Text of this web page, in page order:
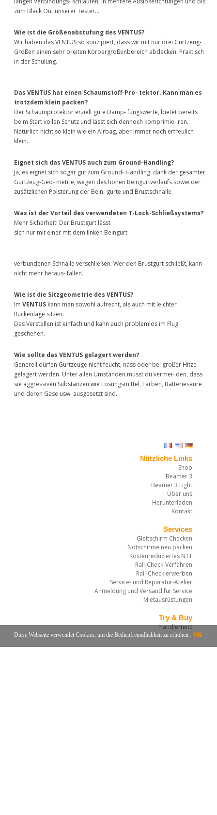
zum Black Out unserer Tester…
Wie ist die Größenabstufung des VENTUS?
Wir haben das VENTUS so konzipiert, dass wir mit nur drei Gurtzeug-
Größen einen sehr breiten Körpergrößenbereich abdecken. Praktisch
in der Schulung.
Das VENTUS hat einen Schaumstoff-Pro- tektor. Kann man es
trotzdem klein packen?
Der Schaumprotektor erzielt gute Dämp- fungswerte, bietet bereits
beim Start vollen Schutz und lässt sich dennoch komprimie- ren.
Natürlich nicht so klein wie ein Airbag, aber immer noch erfreulich
klein.
Eignet sich das VENTUS auch zum Ground-Handling?
Ja, es eignet sich sogar gut zum Ground- Handling: dank der gesamten
Gurtzeug-Geo- metrie, wegen des hohen Beingurtverlaufs sowie der
zusätzlichen Polsterung der Bein- gurte und Brustschnalle.
Was ist der Vorteil des verwendeten T-Lock-Schließsystems?
Mehr Sicherheit! Der Brustgurt lässt
sich nur mit einer mit dem linken Beingurt
verbundenen Schnalle verschließen. Wer den Brustgurt schließt, kann
nicht mehr heraus- fallen.
Wie ist die Sitzgeometrie des VENTUS?
Im VENTUS kann man sowohl aufrecht, als auch mit leichter
Rückenlage sitzen.
Das Verstellen ist einfach und kann auch problemlos im Flug
geschehen.
Wie sollte das VENTUS gelagert werden?
Generell dürfen Gurtzeuge nicht feucht, nass oder bei großer Hitze
gelagert werden. Unter allen Umständen musst du vermei- den, dass
sie aggressiven Substanzen wie Lösungsmittel, Farben, Batteriesäure
und deren Gase usw. ausgesetzt sind.
Nützliche Links
Shop
Beamer 3
Beamer 3 Light
Über uns
Herunterladen
Kontakt
Services
Gleitschirm Checken
Notschirme neu packen
Kostenreduziertes NTT
Rail-Check-Verfahren
Rail-Check erwerben
Service- und Reparatur-Atelier
Anmeldung und Versand für Service
Mietausrüstungen
Try & Buy
Händlernetz
Diese Webseite verwendet Cookies, um die Bedienfreundlichkeit zu erhöhen. OK